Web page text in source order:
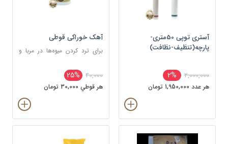
آستری توپی 50متری-
پارچه(تنظیف-نظافت)
2,000,000
2%
هر عدد 1,950,000 تومان
آهک خوراکی قوطی
برای ترد کردن میوه‌ها در مربا و
آن‌ها حین پخت
40,000
25%
هر قوطي 30,000 تومان